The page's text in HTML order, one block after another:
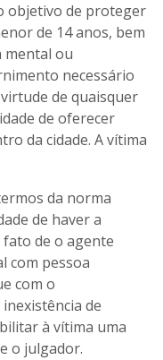
objetivo de proteger
de 14 anos, bem
mental ou
necessário
de quaisquer
de oferecer
da cidade. A vítima
da norma
de haver a
de o agente
com pessoa
com o
de
à vítima uma
o julgador.